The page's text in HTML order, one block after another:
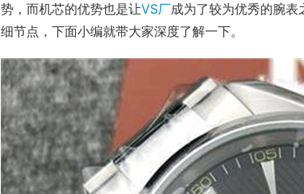
势，而机芯的优势也是让VS厂成为了较为优秀的腕
细节点，下面小编就带大家深度了解一下。